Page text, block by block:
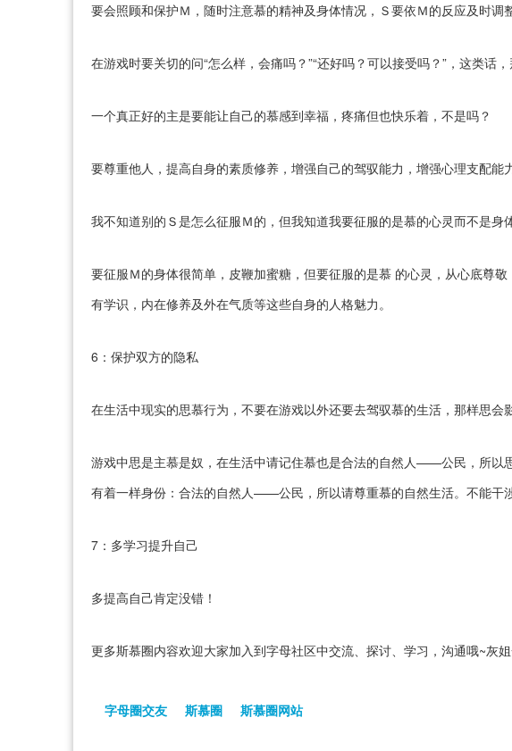
要会照顾和保护Ｍ，随时注意慕的精神及身体情况，Ｓ要依Ｍ的反应及时调
在游戏时要关切的问“怎么样，会痛吗？”“还好吗？可以接受吗？”，这类话
一个真正好的主是要能让自己的慕感到幸福，疼痛但也快乐着，不是吗？
要尊重他人，提高自身的素质修养，增强自己的驾驭能力，增强心理支配能
我不知道别的Ｓ是怎么征服Ｍ的，但我知道我要征服的是慕的心灵而不是身
要征服Ｍ的身体很简单，皮鞭加蜜糖，但要征服的是慕 的心灵，从心底尊
有学识，内在修养及外在气质等这些自身的人格魅力。
6：保护双方的隐私
在生活中现实的思慕行为，不要在游戏以外还要去驾驭慕的生活，那样思会
游戏中思是主慕是奴，在生活中请记住慕也是合法的自然人——公民，所以
有着一样身份：合法的自然人——公民，所以请尊重慕的自然生活。不能干
7：多学习提升自己
多提高自己肯定没错！
更多斯慕圈内容欢迎大家加入到字母社区中交流、探讨、学习，沟通哦~灰
字母圈交友 斯慕圈
斯慕圈网站